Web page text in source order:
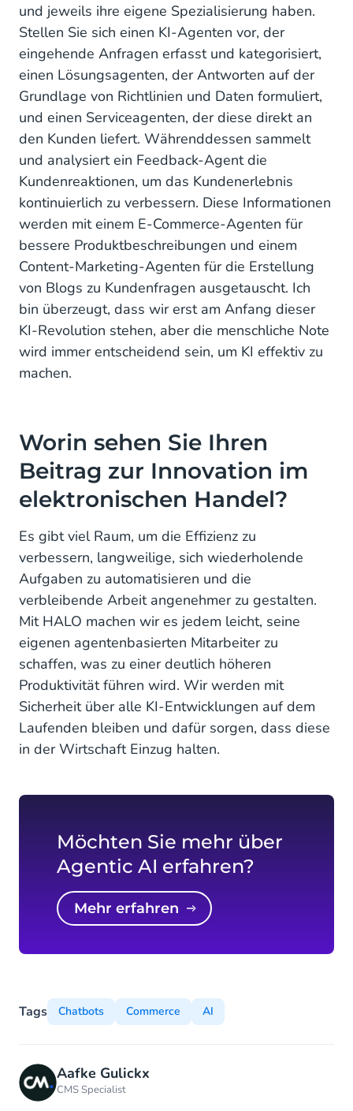
und jeweils ihre eigene Spezialisierung haben.
Stellen Sie sich einen KI-Agenten vor, der
eingehende Anfragen erfasst und kategorisiert,
einen Lösungsagenten, der Antworten auf der
Grundlage von Richtlinien und Daten formuliert,
und einen Serviceagenten, der diese direkt an
den Kunden liefert. Währenddessen sammelt
und analysiert ein Feedback-Agent die
Kundenreaktionen, um das Kundenerlebnis
kontinuierlich zu verbessern. Diese Informationen
werden mit einem E-Commerce-Agenten für
bessere Produktbeschreibungen und einem
Content-Marketing-Agenten für die Erstellung
von Blogs zu Kundenfragen ausgetauscht. Ich
bin überzeugt, dass wir erst am Anfang dieser
KI-Revolution stehen, aber die menschliche Note
wird immer entscheidend sein, um KI effektiv zu
machen.
Worin sehen Sie Ihren
Beitrag zur Innovation im
elektronischen Handel?
Es gibt viel Raum, um die Effizienz zu
verbessern, langweilige, sich wiederholende
Aufgaben zu automatisieren und die
verbleibende Arbeit angenehmer zu gestalten.
Mit HALO machen wir es jedem leicht, seine
eigenen agentenbasierten Mitarbeiter zu
schaffen, was zu einer deutlich höheren
Produktivität führen wird. Wir werden mit
Sicherheit über alle KI-Entwicklungen auf dem
Laufenden bleiben und dafür sorgen, dass diese
in der Wirtschaft Einzug halten.
Möchten Sie mehr über
Agentic AI erfahren?
mehr erfahren
Tags Chatbots Commerce AI
Aafke Gulickx
CMS Specialist